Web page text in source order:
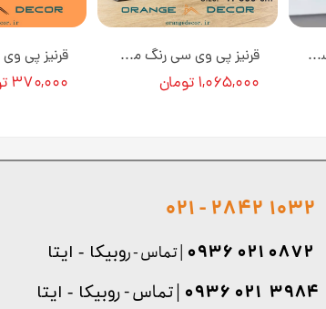
۳۷۰,۰۰۰ تومان
قرنیز پی وی سی رنگ مشکی 11 سانتی متری کد 1102 [انبار تهران]
۱,۰۶۵,۰۰۰ تومان
قرنیز پی وی سی رنگ سفید 10 سانتی متری کد G102 [انبار تهران]
1032 2842 - 021
0872 021 0936 | تماس - روبیکا - ایتا
۳۹۸۴ ۰۲۱ ۰۹۳۶ | تماس - روبیکا - ایتا